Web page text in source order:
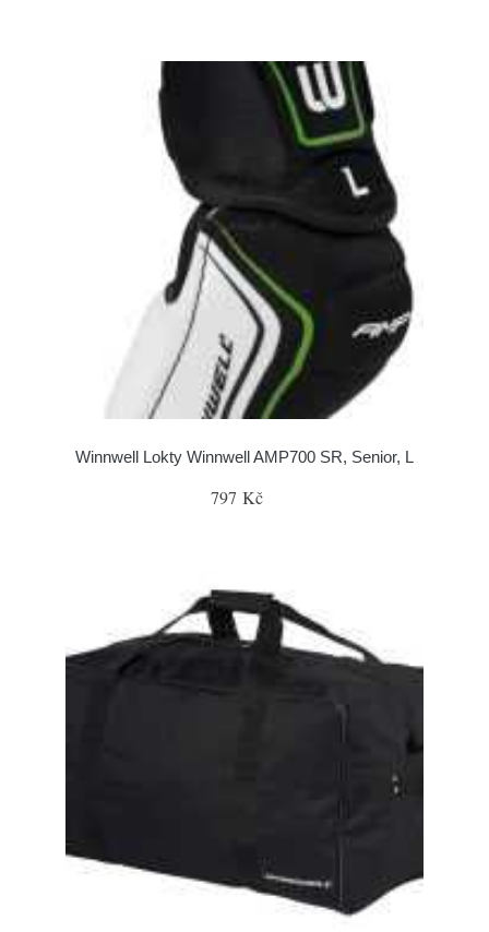
Winnwell Lokty Winnwell AMP700 SR, Senior, L
797 Kč